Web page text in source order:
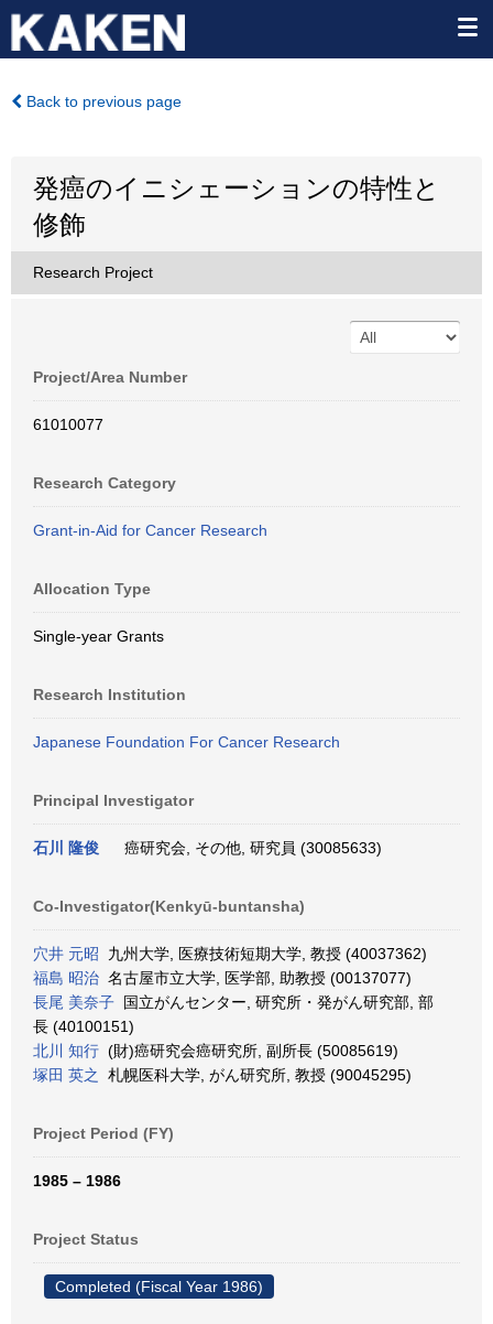
Back to previous page
発癌のイニシェーションの特性と
修飾
Research Project
Project/Area Number
61010077
Research Category
Grant-in-Aid for Cancer Research
Allocation Type
Single-year Grants
Research Institution
Japanese Foundation For Cancer Research
Principal Investigator
石川 隆俊 癌研究会, その他, 研究員 (30085633)
Co-Investigator(Kenkyū-buntansha)
穴井 元昭 九州大学, 医療技術短期大学, 教授 (40037362)
福島 昭治 名古屋市立大学, 医学部, 助教授 (00137077)
長尾 美奈子 国立がんセンター, 研究所・発がん研究部, 部
長 (40100151)
北川 知行 (財)癌研究会癌研究所, 副所長 (50085619)
塚田 英之
札幌医科大学, がん研究所, 教授 (90045295)
Project Period (FY)
1985 – 1986
Project Status
Completed (Fiscal Year 1986)